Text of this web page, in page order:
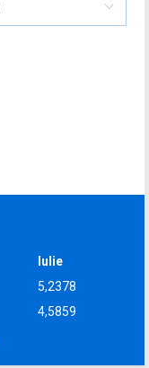
Iulie
5,2378
4,5859